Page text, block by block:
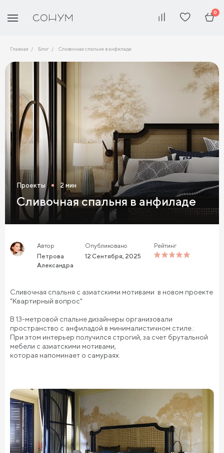
0
Главная Блог Сливочная спальня в анфиладе
Проекты 2 мин
Сливочная спальня в анфиладе
Автор
Петрова
Александра
Опубликовано
12 Сентября, 2025
Рейтинг
Сливочная спальня с азиатскими мотивами в новом проекте
"Квартирный вопрос"
В 13-метровой спальне дизайнеры организовали
пространство с анфиладой в минималистичном стиле.:
При этом интерьер получился строгий, за счет брутальной
мебели с азиатскими мотивами,
которая напоминает о самураях.